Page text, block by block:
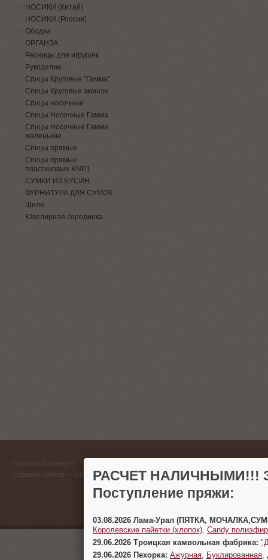
НОСИКИ (Китай)
НОСИКИ (Россия)
Ободки
ОРГАНЗА
Ресницы для игрушек
Рукоделие
Спицы Круговые "Гамма"
Спицы Круговые эконом.
Спицы носочные
Спицы Носочные Гамма
Спицы Носочные Гамма
маленькие
Спицы прямые
Спицы прямые
пластиковые KNP1
СУМКИ ИЗ БУСИН
ФУРНИТУРА ДЛЯ СУМОК
Шило
Ювелирная серединка
Пряжа на Есенина ©
Создание сайтов
(383)
г.
РАСЧЕТ НАЛИЧНЫМИ!!!
Поступление пряжи:
03.08.2026 Лама-Урал (ПЯТКА,
Королевские пайетки (хлопок) Candy
29.06.2026 Троицкая камвольная фабрика:
29.06.2026 Пехорка: Ажурная Буклированная